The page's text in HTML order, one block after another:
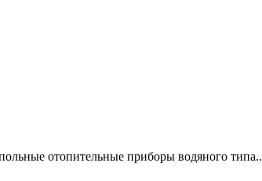
отопительные приборы водяного типа..